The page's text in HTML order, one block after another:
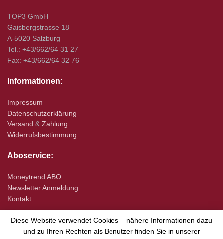
TOP3 GmbH
Gaisbergstrasse 18
A-5020 Salzburg
Tel.: +43/662/64 31 27
Fax: +43/662/64 32 76
Informationen:
Impressum
Datenschutzerklärung
Versand & Zahlung
Widerrufsbestimmung
Aboservice:
Moneytrend ABO
Newsletter Anmeldung
Kontakt
Diese Website verwendet Cookies – nähere Informationen dazu
und zu Ihren Rechten als Benutzer finden Sie in unserer